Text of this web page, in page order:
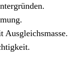
Ausgleichsmasse.